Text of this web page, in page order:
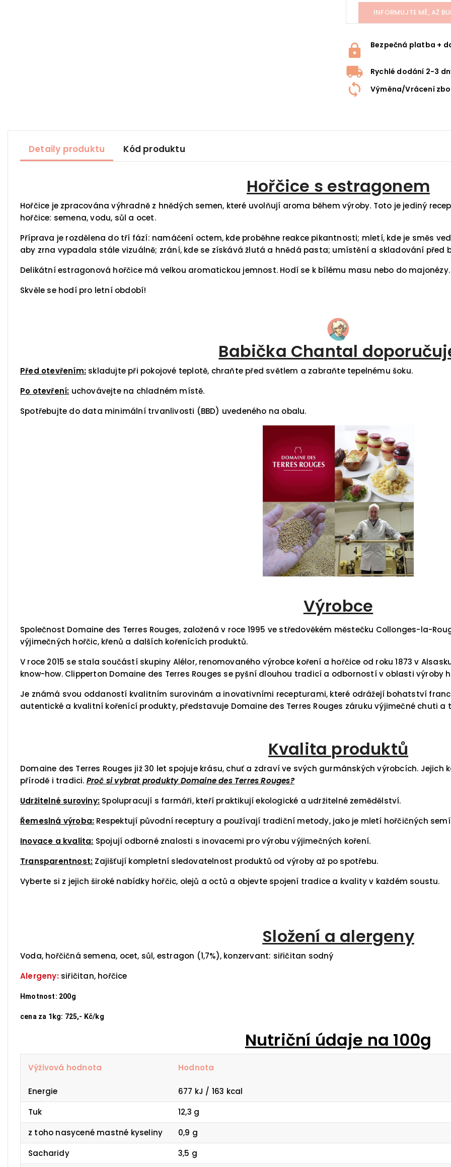
INFORMUJTE MĚ, AŽ
Bezpečná platba +
Rychlé dodání 2-3
Výměna/Vrácení
Detaily produktu Kód produktu
Hořčice s estragonem
Hořčice je zpracována výhradně z hnědých semen, které uvolňují aroma během výroby. Toto je jediný
hořčice: semena, vodu, sůl a ocet.
Příprava je rozdělena do tří fází: namáčení octem, kde proběhne reakce pikantnosti; mletí, kde je směs
aby zrna vypadala stále vizuálně; zrání, kde se získává žlutá a hnědá pasta; umístění a skladování před
Delikátní estragonová hořčice má velkou aromatickou jemnost. Hodí se k bílému masu nebo do majonézy.
Skvěle se hodí pro letní období!
Babička Chantal
Před otevřením: skladujte při pokojové teplotě, chraňte před světlem a zabraňte tepelnému šoku.
Po otevření: uchovávejte na chladném místě.
Spotřebujte do data minimální trvanlivosti (BBD) uvedeného na obalu.
Výrobce
Společnost Domaine des Terres Rouges, založená v roce 1995 ve středověkém městečku Collonges-la-
výjimečných hořčic, křenů a dalších kořenících produktů.
V roce 2015 se stala součástí skupiny Alélor, renomovaného výrobce koření a hořčice od roku 1873 v
know-how. Clipperton Domaine des Terres Rouges se pyšní dlouhou tradicí a odborností v oblasti výroby
Je známá svou oddaností kvalitním surovinám a inovativními recepturami, které odrážejí bohatství
autentické a kvalitní kořenící produkty, představuje Domaine des Terres Rouges záruku výjimečné chuti a
Kvalita produktů
Domaine des Terres Rouges již 30 let spojuje krásu, chuť a zdraví ve svých gurmánských výrobcích. Jejich
přírodě i tradici. Proč si vybrat produkty Domaine des Terres Rouges?
Udržitelné suroviny: Spolupracují s farmáři, kteří praktikují ekologické a udržitelné zemědělství.
Řemeslná výroba: Respektují původní receptury a používají tradiční metody, jako je mletí hořčičných
Inovace a kvalita: Spojují odborné znalosti s inovacemi pro výrobu výjimečných koření.
Transparentnost: Zajišťují kompletní sledovatelnost produktů od výroby až po spotřebu.
Vyberte si z jejich široké nabídky hořčic, olejů a octů a objevte spojení tradice a kvality v každém soustu.
Složení a alergeny
Voda, hořčičná semena, ocet, sůl, estragon (1,7%), konzervant: siřičitan sodný
Alergeny: siřičitan, hořčice
Hmotnost: 200g
cena za 1kg: 725,- Kč/kg
Nutriční údaje na 100g
Výživová hodnota Hodnota
Energie
677 kJ / 163 kcal
Tuk
12,3 g
z toho nasycené mastné kyseliny
0,9 g
Sacharidy
3,5 g